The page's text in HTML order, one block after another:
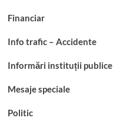
Financiar
Info trafic – Accidente
Informări instituții publice
Mesaje speciale
Politic